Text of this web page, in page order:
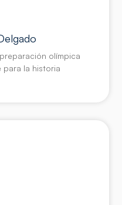
olímpica
para la historia